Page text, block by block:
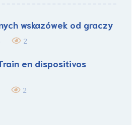
wskazówek od graczy
2
en dispositivos
2